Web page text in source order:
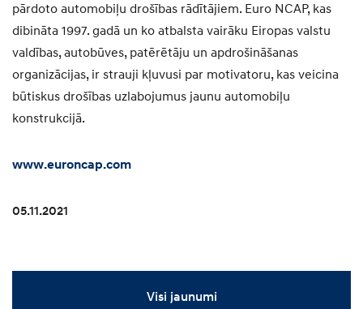
pārdoto automobiļu drošības rādītājiem. Euro NCAP, kas
dibināta 1997. gadā un ko atbalsta vairāku Eiropas valstu
valdības, autobūves, patērētāju un apdrošināšanas
organizācijas, ir strauji kļuvusi par motivatoru, kas veicina
būtiskus drošības uzlabojumus jaunu automobiļu
konstrukcijā.
www.euroncap.com
05.11.2021
Visi jaunumi